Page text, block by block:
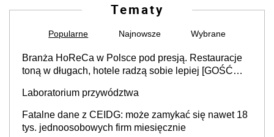
Tematy
Popularne Najnowsze Wybrane
Branża HoReCa w Polsce pod presją. Restauracje
toną w długach, hotele radzą sobie lepiej [GOŚĆ
Laboratorium przywództwa
Fatalne dane z CEIDG: może zamykać się nawet 18
tys. jednoosobowych firm miesięcznie